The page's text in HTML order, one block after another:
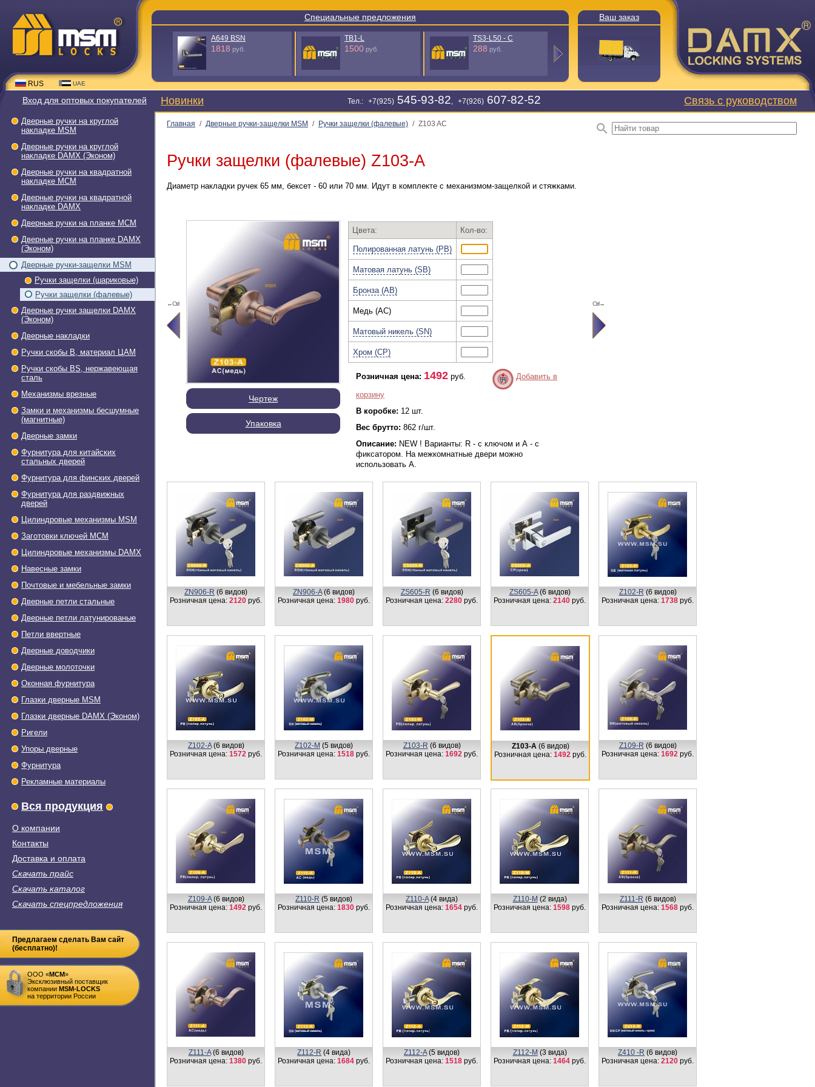
RUS UAE
Специальные предложения Ваш заказ
A649 BSN
1818 руб.
TB1-L
1500 руб.
TS3-L50 - C
288 руб.
Вход для оптовых покупателей
Дверные ручки на круглой
накладке МSМ
Дверные ручки на круглой
накладке DAMX (Эконом)
Дверные ручки на квадратной
накладке МСМ
Дверные ручки на квадратной
накладке DAMX
Дверные ручки на планке МСМ
Дверные ручки на планке DAMX
(Эконом)
Дверные ручки-защелки МSМ
Ручки защелки (шариковые)
Ручки защелки (фалевые)
Дверные ручки защелки DAMX
(Эконом)
Дверные накладки
Ручки скобы В, материал ЦАМ
Ручки скобы BS, нержавеющая
сталь
Механизмы врезные
Замки и механизмы бесшумные
(магнитные)
Дверные замки
Фурнитура для китайских
стальных дверей
Фурнитура для финских дверей
Фурнитура для раздвижных
дверей
Цилиндровые механизмы MSM
Заготовки ключей МСМ
Цилиндровые механизмы DAMX
Навесные замки
Почтовые и мебельные замки
Дверные петли стальные
Дверные петли латунированые
Петли ввертные
Дверные доводчики
Дверные молоточки
Оконная фурнитура
Глазки дверные МSМ
Глазки дверные DAMX (Эконом)
Ригели
Упоры дверные
Фурнитура
Рекламные материалы
Вся продукция
О компании
Контакты
Доставка и оплата
Скачать прайс
Скачать каталог
Скачать спецпредложения
Предлагаем сделать Вам сайт
(бесплатно)!
ООО «MСM»
Эксклюзивный поставщик
компании MSM-LOCKS
на территории России
Связь с руководством
Новинки Тел.: +7(925) 545-93-82, +7(926) 607-82-52
Главная / Дверные ручки-защелки МSМ / Ручки защелки (фалевые) / Z103 AC
Ручки защелки (фалевые) Z103-A
Диаметр накладки ручек 65 мм, бексет - 60 или 70 мм. Идут в комплекте с механизмом-защелкой и стяжками.
←Ctrl
Чертеж
Упаковка
Цвета: Кол-во:
Полированная латунь (PB)
Матовая латунь (SB)
Бронза (AB)
Медь (AC)
Матовый никель (SN)
Хром (CP)
Розничная цена: 1492 руб.
Добавить в
корзину
В коробке: 12 шт.
Вес брутто: 862 г/шт.
Описание: NEW ! Варианты: R - с ключом и А - с
фиксатором. На межкомнатные двери можно
использовать А.
Ctrl→
ZN906-R (6 видов)
Розничная цена: 2120 руб.
ZN906-A(6 видов)
Розничная цена: 1980 руб.
ZS605-R (6 видов)
Розничная цена: 2280 руб.
ZS605-A(6 видов)
Розничная цена: 2140 руб.
Z102-R (6 видов)
Розничная цена: 1738 руб.
Z102-A(6 видов)
Розничная цена: 1572 руб.
Z102-M (5 видов)
Розничная цена: 1518 руб.
Z103-R (6 видов)
Розничная цена: 1692 руб.
Z103-А(6 видов)
Розничная цена: 1492 руб.
Z109-R (6 видов)
Розничная цена: 1692 руб.
Z109-A(6 видов)
Розничная цена: 1492 руб.
Z110-R (5 видов)
Розничная цена: 1830 руб.
Z110-A(4 вида)
Розничная цена: 1654 руб.
Z110-M (2 вида)
Розничная цена: 1598 руб.
Z111-R (6 видов)
Розничная цена: 1568 руб.
Z111-A(6 видов)
Розничная цена: 1380 руб.
Z112-R (4 вида)
Розничная цена: 1684 руб.
Z112-A(5 видов)
Розничная цена: 1518 руб.
Z112-M (3 вида)
Розничная цена: 1464 руб.
Z410 -R (6 видов)
Розничная цена: 2120 руб.